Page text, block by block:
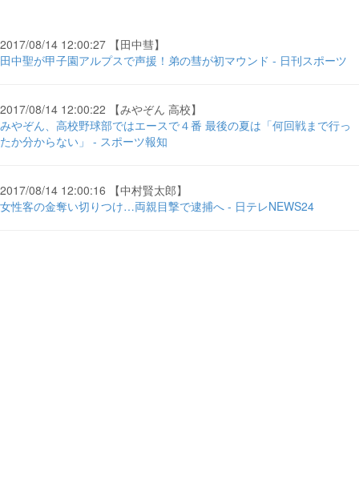
2017/08/14 12:00:27 【田中彗】
田中聖が甲子園アルプスで声援！弟の彗が初マウンド - 日刊スポーツ
2017/08/14 12:00:22 【みやぞん 高校】
みやぞん、高校野球部ではエースで４番 最後の夏は「何回戦まで行っ
たか分からない」 - スポーツ報知
2017/08/14 12:00:16 【中村賢太郎】
女性客の金奪い切りつけ…両親目撃で逮捕へ - 日テレNEWS24